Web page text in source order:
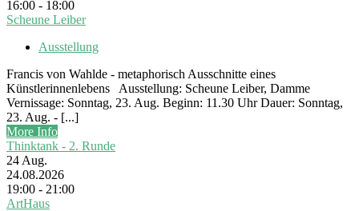
16:00 - 18:00
Scheune Leiber
Ausstellung
Francis von Wahlde - metaphorisch Ausschnitte eines
Künstlerinnenlebens Ausstellung: Scheune Leiber, Damme
Vernissage: Sonntag, 23. Aug. Beginn: 11.30 Uhr Dauer: Sonntag,
23. Aug. - [...]
More Info
Thinktank - 2. Runde
24 Aug.
24.08.2026
19:00 - 21:00
ArtHaus